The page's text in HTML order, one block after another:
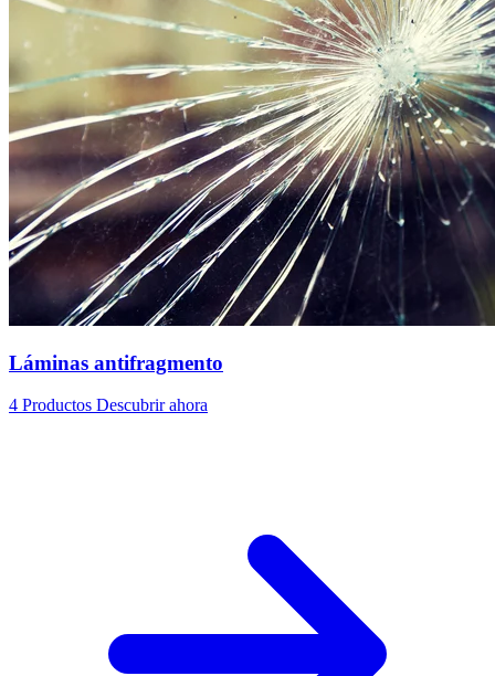
Láminas antifragmento
4 Productos Descubrir ahora